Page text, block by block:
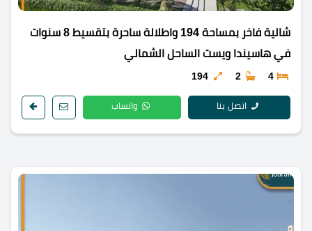
شالية فاخر بمساحة 194 واطلالة ساحرة بتقسيط 8 سنوات
في هاسيندا ويست الساحل الشمالي
4
2
194
اتصل بنا واتساب